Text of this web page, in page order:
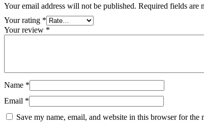
Your email address will not be published. Required fields are
Your rating *
Your review *
Name *
Email *
Save my name, email, and website in this browser for the